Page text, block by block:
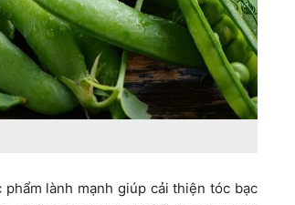
lành mạnh giúp cải thiện tóc bạc